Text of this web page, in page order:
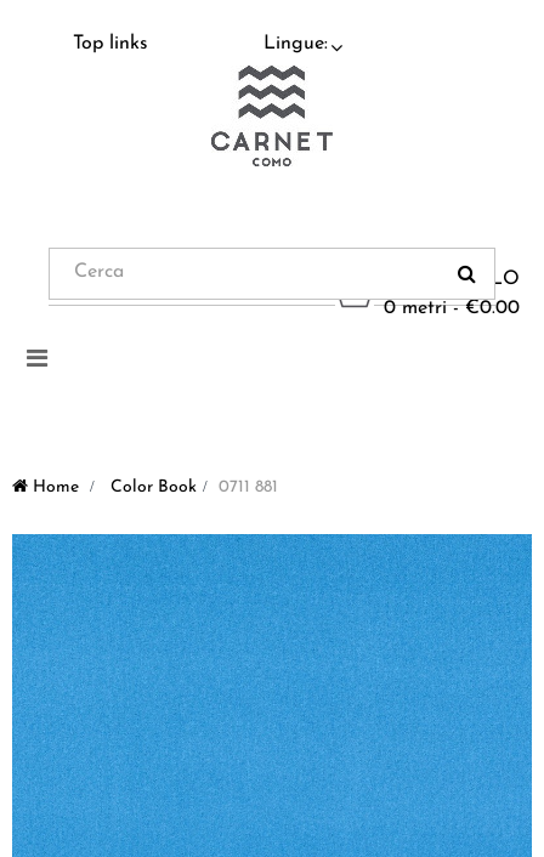
Top links Lingue:
CARRELLO
0 metri - €0.00
Navigazione
Home > Color Book > 0711 881